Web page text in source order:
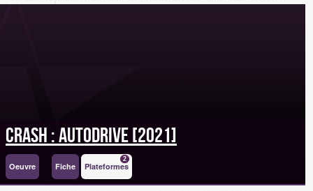
Plateformes
CRASH : Autodrive [2021]
Oeuvre Fiche Plateformes
2